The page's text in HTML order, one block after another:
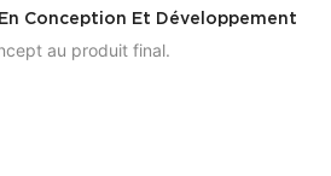
Conception Et Développement
au produit final.